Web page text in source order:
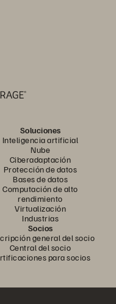
Soluciones
Inteligencia artificial
Nube
Ciberadaptación
Protección de datos
Bases de datos
Computación de alto
rendimiento
Virtualización
Industrias
Socios
general del socio
Central del socio
para socios